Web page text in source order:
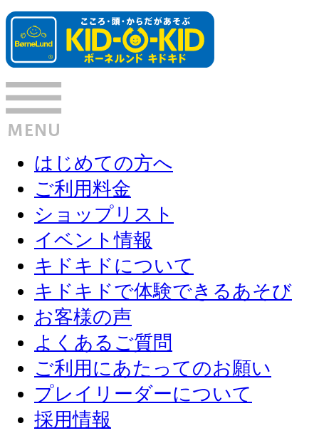
はじめての方へ
ご利用料金
ショップリスト
イベント情報
キドキドについて
キドキドで体験できるあそび
お客様の声
よくあるご質問
ご利用にあたってのお願い
プレイリーダーについて
採用情報